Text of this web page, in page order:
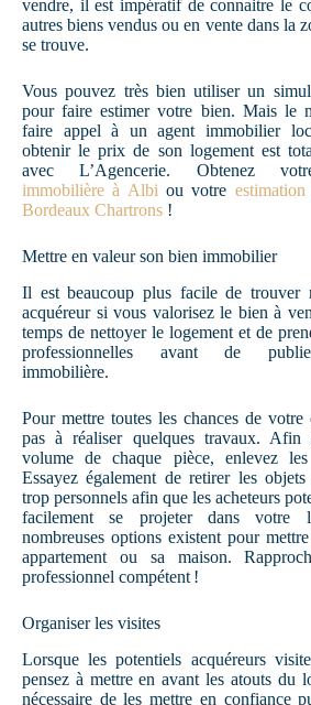
vendre, il est impératif de connaitre le
autres biens vendus ou en vente dans la
se trouve.
Vous pouvez très bien utiliser un
pour faire estimer votre bien. Mais le
faire appel à un agent immobilier
obtenir le prix de son logement est
avec L’Agencerie. Obtenez
immobilière à Albi ou votre
Bordeaux Chartrons !
Mettre en valeur son bien immobilier
Il est beaucoup plus facile de trouver
acquéreur si vous valorisez le bien à
temps de nettoyer le logement et de
professionnelles avant de
immobilière.
Pour mettre toutes les chances de votre
pas à réaliser quelques travaux. Afin
volume de chaque pièce, enlevez les
Essayez également de retirer les
trop personnels afin que les acheteurs
facilement se projeter dans votre
nombreuses options existent pour
appartement ou sa maison.
professionnel compétent !
Organiser les visites
Lorsque les potentiels acquéreurs
pensez à mettre en avant les atouts du
nécessaire de les mettre en confiance